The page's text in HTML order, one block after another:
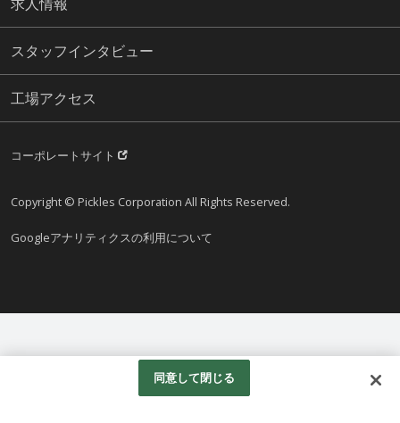
スタッフインタビュー
工場アクセス
コーポレートサイト
Copyright © Pickles Corporation All Rights Reserved.
Googleアナリティクスの利用について
同意して閉じる